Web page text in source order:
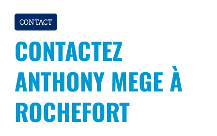
CONTACT
CONTACTEZ
ANTHONY MEGE À
ROCHEFORT